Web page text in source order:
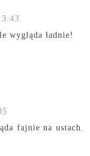
wygląda ładnie!
fajnie na ustach.